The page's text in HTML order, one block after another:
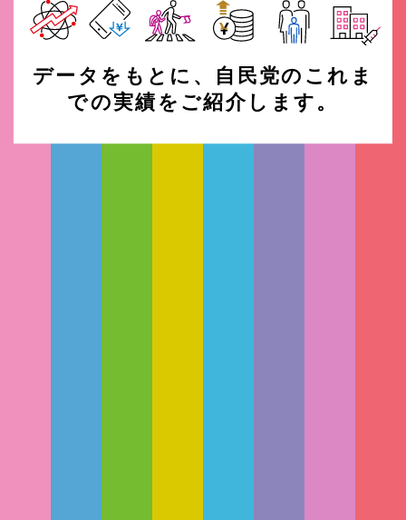
データをもとに、自民党のこれま
での実績をご紹介します。